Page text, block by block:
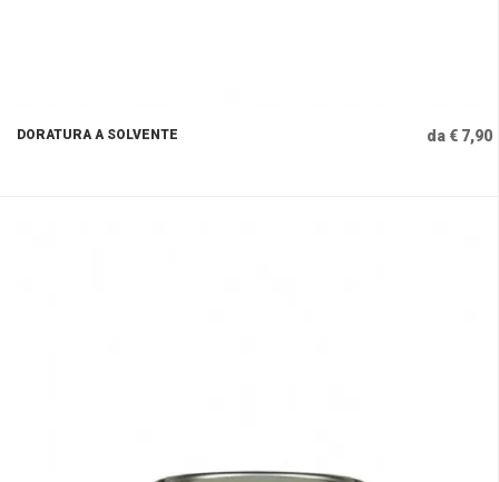
DORATURA A SOLVENTE da € 7,90